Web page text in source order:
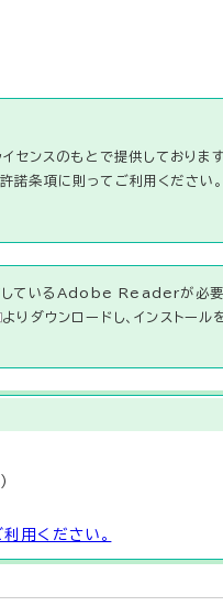
イセンスのもとで提供しておりま
諾条項に則ってご利用ください。
布しているAdobe Readerが必
よりダウンロードし、インストール
用ください。